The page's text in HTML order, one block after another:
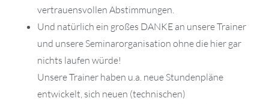
vertrauensvollen Abstimmungen.
Und natürlich ein großes DANKE an unsere Trainer
und unsere Seminarorganisation ohne die hier gar
nichts laufen würde!
Unsere Trainer haben u.a. neue Stundenpläne
entwickelt, sich neuen (technischen)